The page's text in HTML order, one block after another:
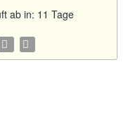
ab in: 11 Tage